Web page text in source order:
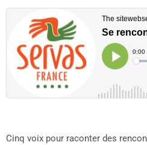
Cinq voix pour raconter des